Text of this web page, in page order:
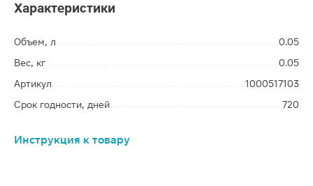
Характеристики
Объем, л
0.05
Вес, кг
0.05
Артикул
1000517103
Срок годности, дней
720
Инструкция к товару